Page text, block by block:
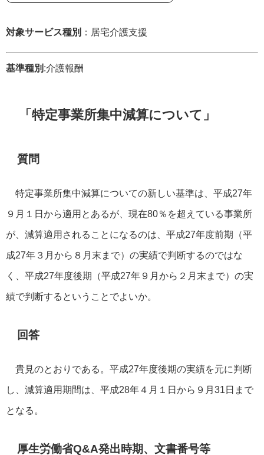
対象サービス種別 ：居宅介護支援
基準種別 :介護報酬
「特定事業所集中減算について」
質問
特定事業所集中減算についての新しい基準は、平成27年
９月１日から適用とあるが、現在80％を超えている事業所
が、減算適用されることになるのは、平成27年度前期（平
成27年３月から８月末まで）の実績で判断するのではな
く、平成27年度後期（平成27年９月から２月末まで）の実
績で判断するということでよいか。
回答
貴見のとおりである。平成27年度後期の実績を元に判断
し、減算適用期間は、平成28年４月１日から９月31日まで
となる。
厚生労働省Q&A発出時期、文書番号等